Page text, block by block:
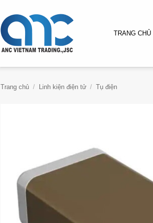
TRANG CHỦ
Trang chủ / Linh kiện điện tử / Tụ điện